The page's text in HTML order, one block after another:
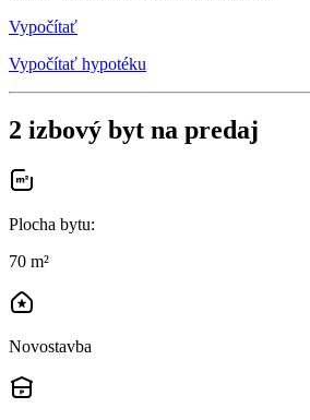
Vypočítať
Vypočítať hypotéku
2 izbový byt na predaj
Plocha bytu:
70 m²
Novostavba